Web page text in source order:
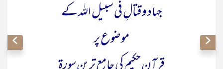
جہاد و قتالِ فی سبیل اللہ کے
موضوع پر